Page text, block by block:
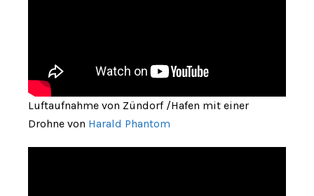
Luftaufnahme von Zündorf /Hafen mit einer
Drohne von Harald Phantom